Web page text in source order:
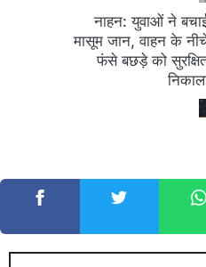
नाहन: युवाओं ने
मासूम जान, वाहन के
फंसे बछड़े को